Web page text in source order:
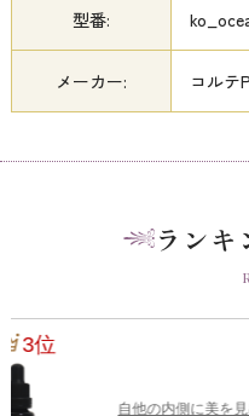
型番:
メーカー: コルテ
ラン